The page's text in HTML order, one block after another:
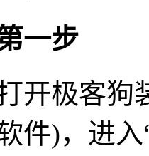
步
极客狗装
件)，进入